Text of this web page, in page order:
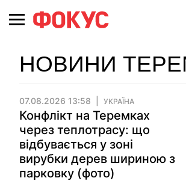
НОВИНИ
07.08.2026 13:58 УКРАЇНА
Конфлікт на Теремках
через теплотрасу: що
відбувається у зоні
вирубки дерев шириною з
парковку (фото)